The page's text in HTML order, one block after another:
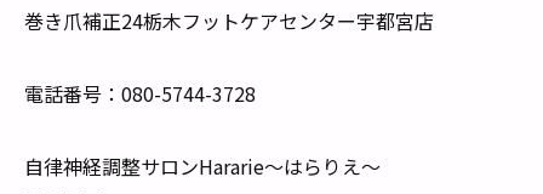
巻き爪補正24栃木フットケアセンター宇都宮店
電話番号：080-5744-3728
自律神経調整サロンHararie〜はらりえ〜